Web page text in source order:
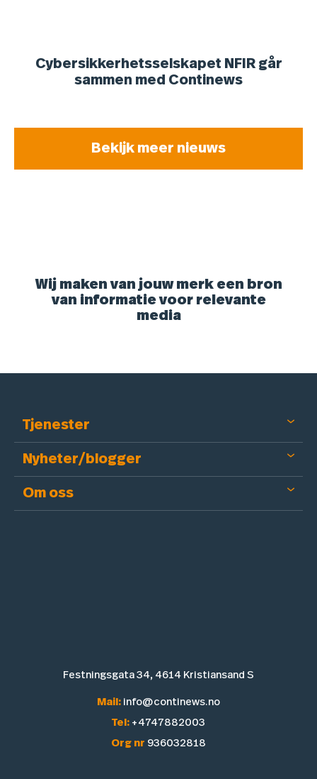
Cybersikkerhetsselskapet NFIR går
sammen med Continews
Bekijk meer nieuws
Wij maken van jouw merk een bron
van informatie voor relevante
media
Tjenester
Nyheter/blogger
Om oss
Festningsgata 34, 4614 Kristiansand S
Mail: info@continews.no
Tel: +4747882003
Org nr 936032818